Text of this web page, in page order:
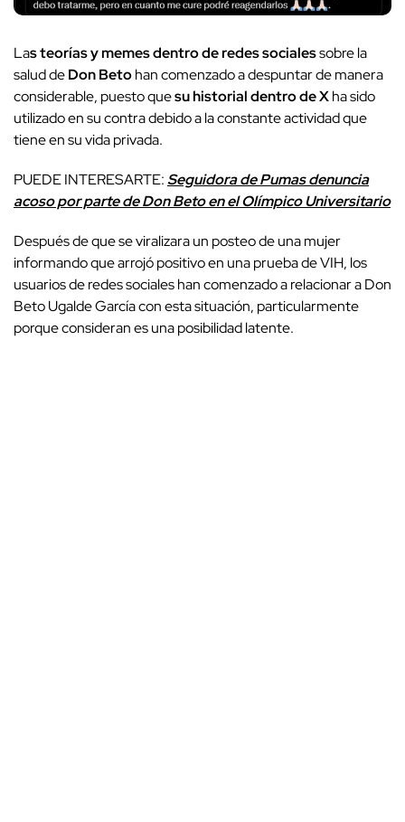
Las teorías y memes dentro de redes socialessobre la
salud deDon Betohan comenzado a despuntar de manera
considerable, puesto quesu historial dentro de Xha sido
utilizado en su contra debido a la constante actividad que
tiene en su vida privada.
PUEDE INTERESARTE:Seguidora de Pumas denuncia
acoso por parte de Don Beto en el Olímpico Universitario
Después de que se viralizara un posteo de una mujer
informando que arrojó positivo en una prueba de VIH, los
usuarios de redes sociales han comenzado a relacionar a Don
Beto Ugalde García con esta situación, particularmente
porque consideran es una posibilidad latente.